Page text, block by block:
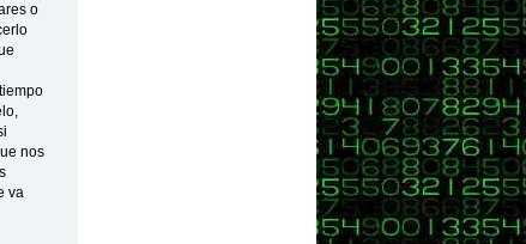
o
nos
va